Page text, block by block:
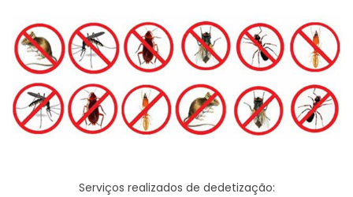
Serviços realizados de dedetização: